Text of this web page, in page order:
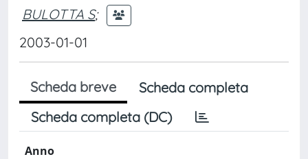
BULOTTA S;
2003-01-01
Scheda breve
Scheda completa
Scheda completa (DC)
Anno